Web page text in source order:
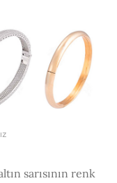
sarısının renk